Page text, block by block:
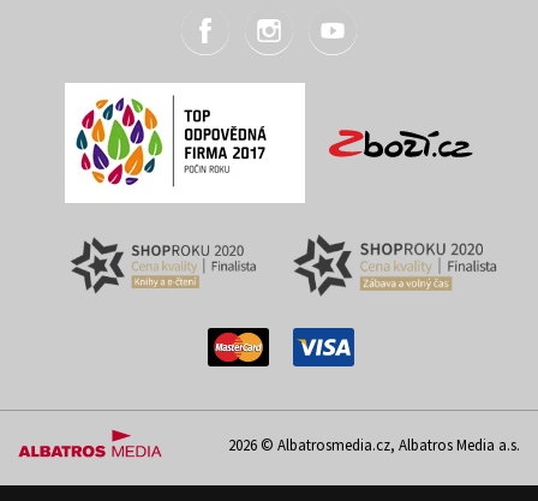
2026 © Albatrosmedia.cz, Albatros Media a.s.